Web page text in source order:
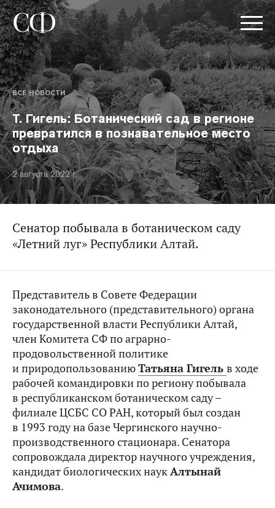
ВСЕ НОВОСТИ
Т. Гигель: Ботанический сад в регионе
превратился в познавательное место
отдыха
2 августа 2022 г.
Сенатор побывала в ботаническом саду
«Летний луг» Республики Алтай.
Представитель в Совете Федерации
законодательного (представительного) органа
государственной власти Республики Алтай,
член Комитета СФ по аграрно-
продовольственной политике
и природопользованиюТатьяна Гигель в ходе
рабочей командировки по региону побывала
в республиканском ботаническом саду –
филиале ЦСБС СО РАН, который был создан
в 1993 году на базе Чергинского научно-
производственного стационара. Сенатора
сопровождала директор научного учреждения,
кандидат биологических наукАлтынай
Ачимова.